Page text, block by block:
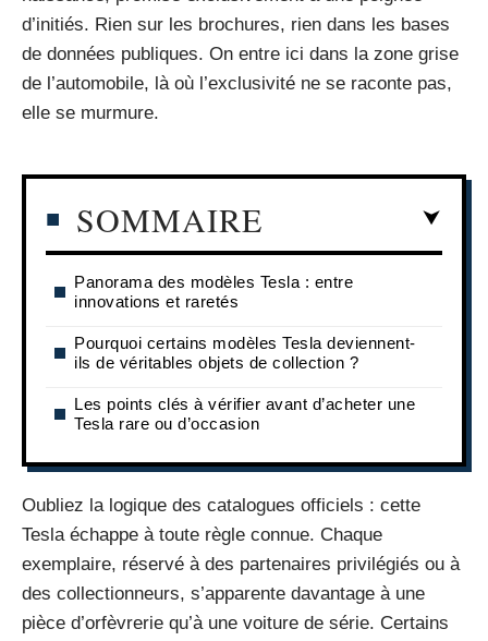
d’initiés. Rien sur les brochures, rien dans les bases
de données publiques. On entre ici dans la zone grise
de l’automobile, là où l’exclusivité ne se raconte pas,
elle se murmure.
SOMMAIRE
Panorama des modèles Tesla : entre
innovations et raretés
Pourquoi certains modèles Tesla deviennent-
ils de véritables objets de collection ?
Les points clés à vérifier avant d’acheter une
Tesla rare ou d’occasion
Oubliez la logique des catalogues officiels : cette
Tesla échappe à toute règle connue. Chaque
exemplaire, réservé à des partenaires privilégiés ou à
des collectionneurs, s’apparente davantage à une
pièce d’orfèvrerie qu’à une voiture de série. Certains